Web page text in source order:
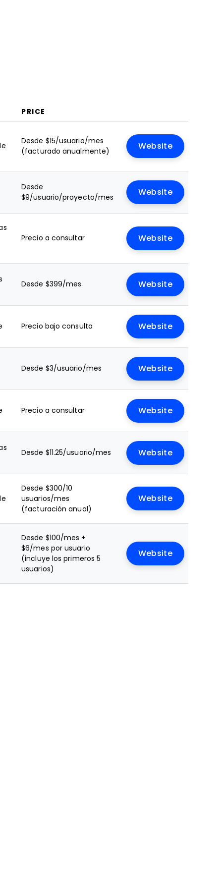
PRICE
Desde $15/usuario/mes
(facturado anualmente)
Website
Desde
$9/usuario/proyecto/mes
Website
Precio a consultar Website
Desde $399/mes Website
Precio bajo consulta Website
Desde $3/usuario/mes Website
Precio a consultar Website
Desde $11.25/usuario/mes Website
Desde $300/10
usuarios/mes
(facturación anual)
Website
Desde $100/mes +
$6/mes por usuario
(incluye los primeros 5
usuarios)
Website